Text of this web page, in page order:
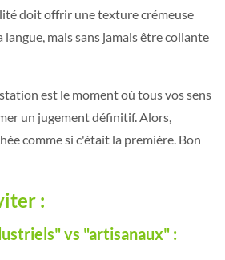
doit offrir une texture crémeuse
mais sans jamais être collante
est le moment où tous vos sens
un jugement définitif. Alors,
comme si c'était la première. Bon
:
vs "artisanaux" :